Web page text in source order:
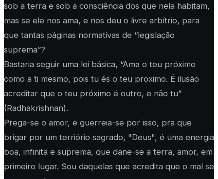
sob a terra e sob a consciência dos que nela habitam,
mas se ele nos ama, e nos deu o livre arbítrio, para
que tantas páginas normativas de “legislação
suprema”?
Bastaria seguir uma lei básica, “Ama o teu próximo
como a ti mesmo, pois tu és o teu proximo. É ilusão
acreditar que o teu próximo é outro, e não tu”
(Radhakrishnan).
Prega-se o amor, e guerreia-se por isso, pra que
brigar por um terriório sagrado, "Deus", é uma energia
boa, infinita e suprema, que dane-se a terra, amor, em
primeiro lugar. Sou daquelas que acredita que o mal se